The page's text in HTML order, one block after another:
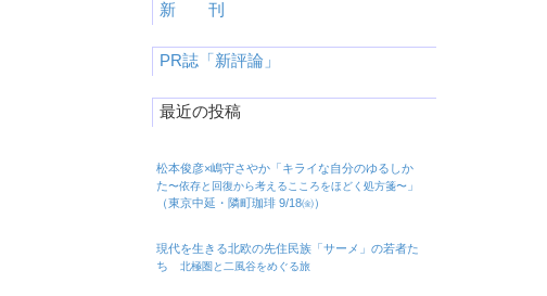
新 刊
PR誌「新評論」
最近の投稿
松本俊彦×嶋守さやか「キライな自分のゆるしか
た〜依存と回復から考えるこころをほどく処方箋〜」
（東京中延・隣町珈琲 9/18㈮）
現代を生きる北欧の先住民族「サーメ」の若者た
ち 北極圏と二風谷をめぐる旅